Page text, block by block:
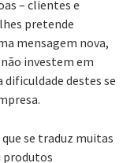
– clientes e
pretende
mensagem nova,
investem em
dificuldade destes se
se traduz muitas
produtos